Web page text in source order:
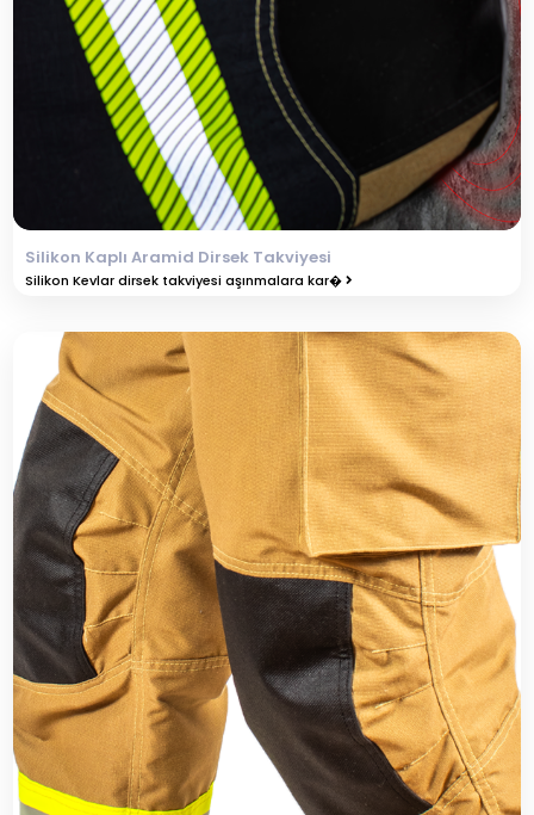
Silikon Kaplı Aramid Dirsek Takviyesi
Silikon Kevlar dirsek takviyesi aşınmalara kar�